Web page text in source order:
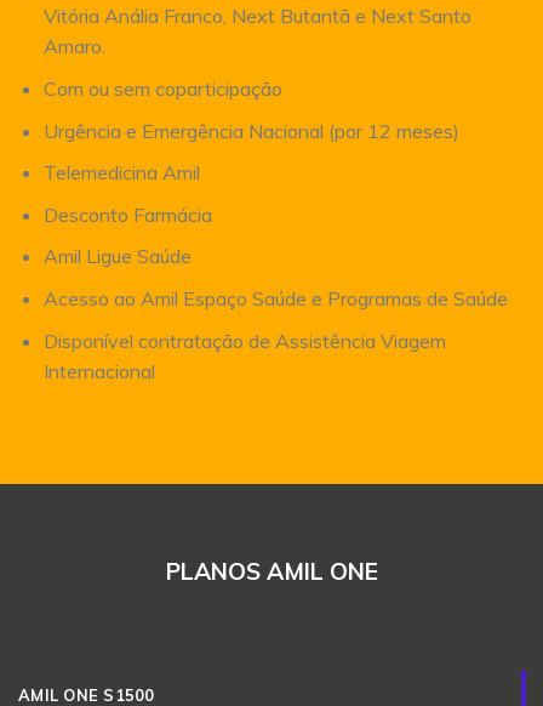
Vitória Anália Franco, Next Butantã e Next Santo
Amaro.
Com ou sem coparticipação
Urgência e Emergência Nacional (por 12 meses)
Telemedicina Amil
Desconto Farmácia
Amil Ligue Saúde
Acesso ao Amil Espaço Saúde e Programas de Saúde
Disponível contratação de Assistência Viagem
Internacional
PLANOS AMIL ONE
AMIL ONE S1500